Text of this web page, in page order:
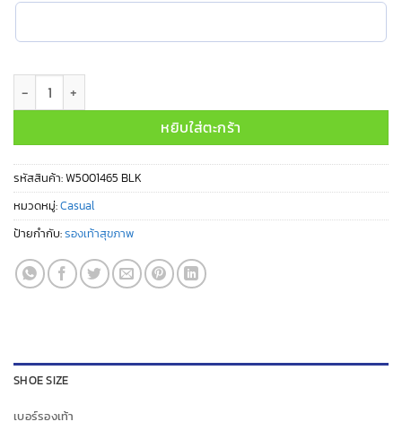
จำนวน W5001465 BLK ชิ้น
หยิบใส่ตะกร้า
รหัสสินค้า:W5001465 BLK
หมวดหมู่:Casual
ป้ายกำกับ:รองเท้าสุขภาพ
SHOE SIZE
เบอร์รองเท้า